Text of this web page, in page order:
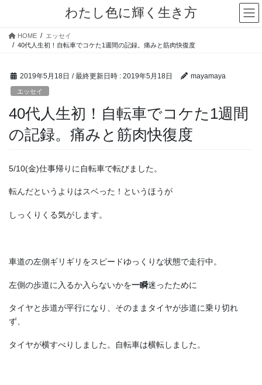
わたし色に輝く生き方
HOME
エッセイ
40代人生初！自転車でコケた1週間の記録。痛みと筋肉快復度
2019年5月18日 / 最終更新日時 : 2019年5月18日 mayamaya
エッセイ
40代人生初！自転車でコケた1週間
の記録。痛みと筋肉快復度
5/10(金)仕事帰りに自転車で転びました。
転んだというよりはスベった！というほうが
しっくりくる気がします。
車道の左側ギリギリをスピードゆっくりな状態で走行中。
左側の歩道に入るか入らないかを一瞬迷ったために
タイヤと歩道が平行になり、そのままタイヤが歩道に乗り切れ
ず、
タイヤが横すべりしました。自転車は横転しました。